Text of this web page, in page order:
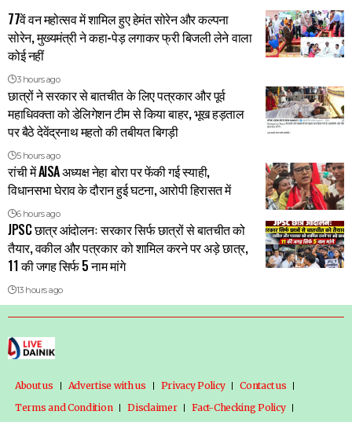
77वें वन महोत्सव में शामिल हुए हेमंत सोरेन और कल्पना
सोरेन, मुख्यमंत्री ने कहा-पेड़ लगाकर फ्री बिजली लेने वाला
कोई नहीं
3 hours ago
छात्रों ने सरकार से बातचीत के लिए पत्रकार और पूर्व
महाधिवक्ता को डेलिगेशन टीम से किया बाहर, भूख हड़ताल
पर बैठे देवेंद्रनाथ महतो की तबीयत बिगड़ी
5 hours ago
रांची में AISA अध्यक्ष नेहा बोरा पर फेंकी गई स्याही,
विधानसभा घेराव के दौरान हुई घटना, आरोपी हिरासत में
6 hours ago
JPSC छात्र आंदोलनः सरकार सिर्फ छात्रों से बातचीत को
तैयार, वकील और पत्रकार को शामिल करने पर अड़े छात्र,
11 की जगह सिर्फ 5 नाम मांगे
13 hours ago
About us Advertise with us Privacy Policy
Contact us
Terms and Condition
Disclaimer
Fact-Checking Policy